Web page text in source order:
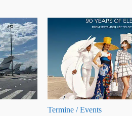
Termine / Events